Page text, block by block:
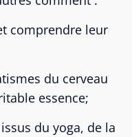
comprendre leur
du cerveau
essence;
du yoga, de la